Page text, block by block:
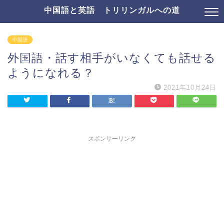
中国語と英語 トリリンガルへの道
中国語
外国語・話す相手がいなくても話せる
ようになれる？
2021年10月24日
スポンサーリンク